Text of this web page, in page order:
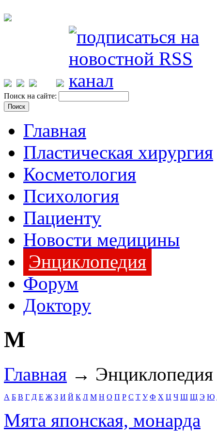
Поиск на сайте:
Главная
Пластическая хирургия
Косметология
Психология
Пациенту
Новости медицины
Энциклопедия
Форум
Доктору
М
Главная →
А Б В Г Д Е Ж З И Й К Л М Н О П Р С Т У Ф Х Ц Ч Ш Щ Э Ю
Мята японская, монарда